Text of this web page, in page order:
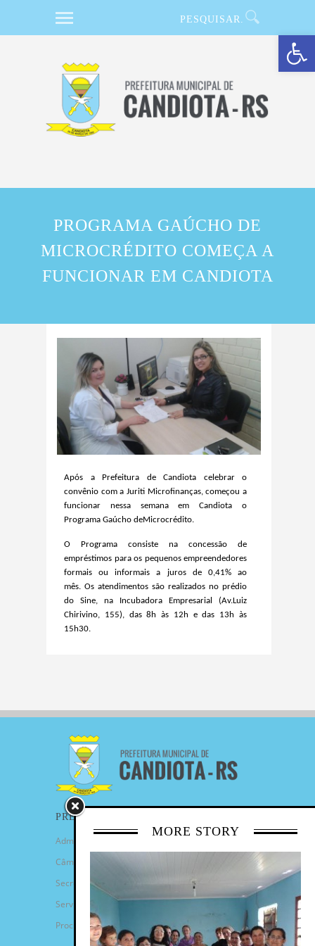
Barra de Ferramentas Aberta
PROGRAMA GAÚCHO DE
MICROCRÉDITO COMEÇA A
FUNCIONAR EM CANDIOTA
Após a Prefeitura de Candiota celebrar o
convênio com a Juriti Microfinanças, começou a
funcionar nessa semana em Candiota o
Programa Gaúcho deMicrocrédito.
O Programa consiste na concessão de
empréstimos para os pequenos empreendedores
formais ou informais a juros de 0,41% ao
mês. Os atendimentos são realizados no prédio
do Sine, na Incubadora Empresarial (Av.Luiz
Chirivino, 155), das 8h às 12h e das 13h às
15h30.
MORE STORY
PREFEITURA
Administração Municipal
Câmara de Vereadores
Secretarias
Serviços
Procuradoria Geral